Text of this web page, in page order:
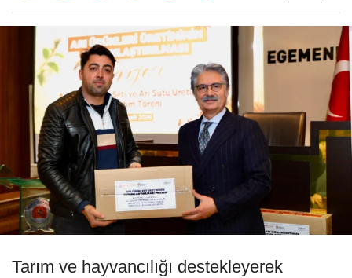
Tarım ve hayvancılığı destekleyerek